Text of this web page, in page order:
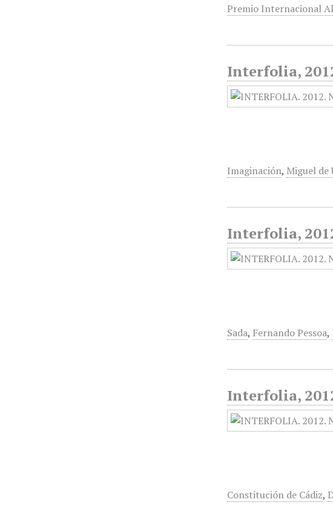
Premio Internacional
Interfolia,
Imaginación, Miguel de
Interfolia,
Sada, Fernando Pessoa,
Interfolia,
Constitución de Cádiz,